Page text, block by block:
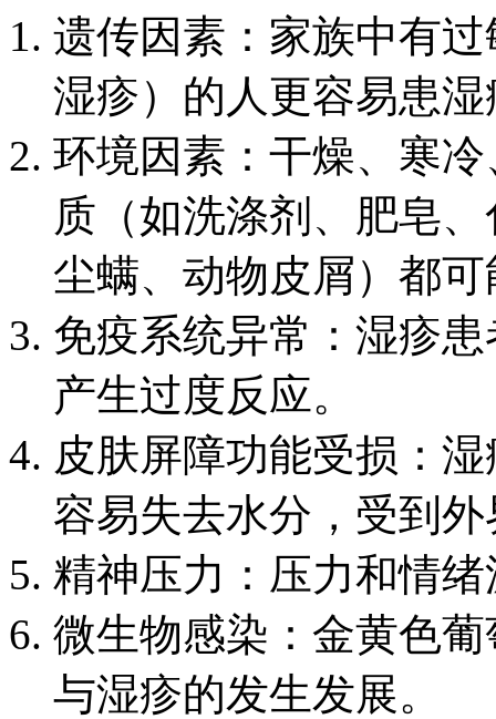
遗传因素：家族中有
湿疹）的人更容易患湿
环境因素：干燥、寒
质（如洗涤剂、肥皂
尘螨、动物皮屑）都
免疫系统异常：湿疹
产生过度反应。
皮肤屏障功能受损：
容易失去水分，受到
精神压力：压力和情
微生物感染：金黄色
与湿疹的发生发展。